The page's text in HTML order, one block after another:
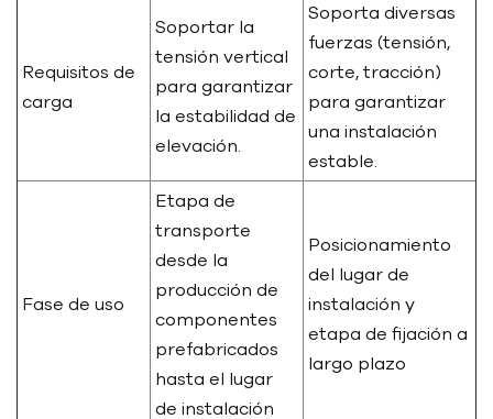
Requisitos de
carga
Soportar la
tensión vertical
para garantizar
la estabilidad de
elevación.
Soporta diversas
fuerzas (tensión,
corte, tracción)
para garantizar
una instalación
estable.
Fase de uso
Etapa de
transporte
desde la
producción de
componentes
prefabricados
hasta el lugar
de instalación
Posicionamiento
del lugar de
instalación y
etapa de fijación a
largo plazo